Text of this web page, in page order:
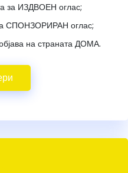
за ИЗДВОЕН оглас;
СПОНЗОРИРАН оглас;
на страната ДОМА.